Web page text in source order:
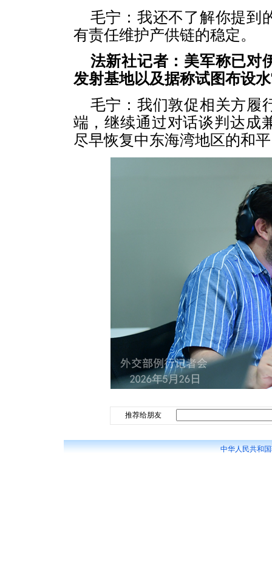
毛宁：我还不了解你提到
有责任维护产供链的稳定。
法新社记者：美军称已对
发射基地以及据称试图布设
毛宁：我们敦促相关方履
端，继续通过对话谈判达成
尽早恢复中东海湾地区的和
推荐给朋友
中华人民共和